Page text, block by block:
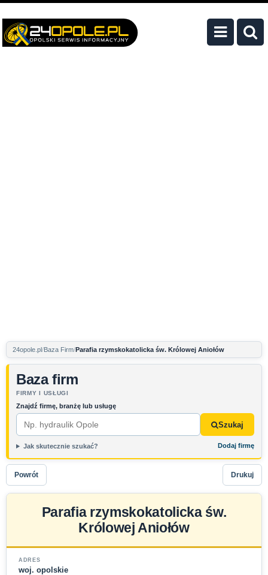
24opole.pl Baza Firm Parafia rzymskokatolicka św. Królowej Aniołów
Baza firm
FIRMY I USŁUGI
Znajdź firmę, branżę lub usługę
Szukaj
Jak skutecznie szukać? Dodaj firmę
Powrót Drukuj
Parafia rzymskokatolicka św.
Królowej Aniołów
ADRES
woj. opolskie